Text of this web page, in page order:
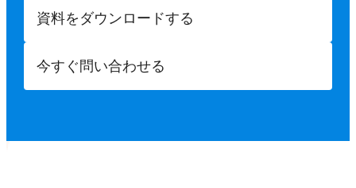
資料をダウンロードする
今すぐ問い合わせる